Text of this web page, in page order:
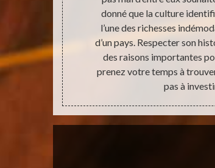
une raison
possédez
de ne pas
donné que la culture
l’une des richesses
d’un pays. Respecter son
des raisons importantes
prenez votre temps à
pas à